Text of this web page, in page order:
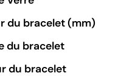
du bracelet (mm)
du bracelet
du bracelet